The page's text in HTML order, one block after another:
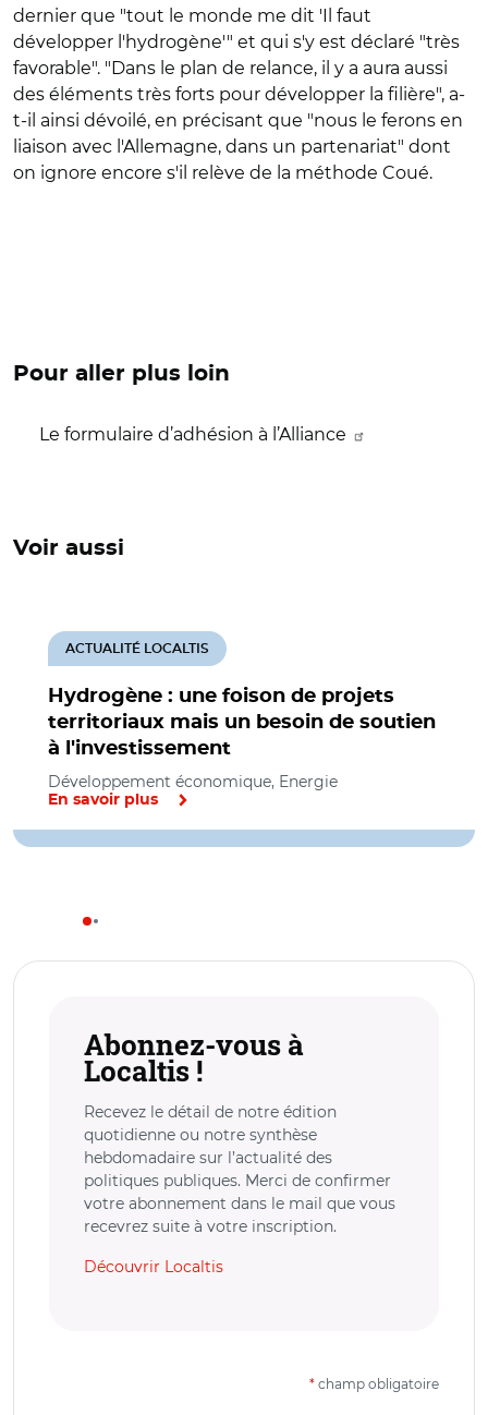
dernier que "tout le monde me dit 'Il faut
développer l'hydrogène'" et qui s'y est déclaré "très
favorable". "Dans le plan de relance, il y a aura aussi
des éléments très forts pour développer la filière", a-
t-il ainsi dévoilé, en précisant que "nous le ferons en
liaison avec l'Allemagne, dans un partenariat" dont
on ignore encore s'il relève de la méthode Coué.
Pour aller plus loin
Le formulaire d’adhésion à l’Alliance
Voir aussi
Hydrogène : une foison de projets
territoriaux mais un besoin de soutien
à l'investissement
ACTUALITÉ LOCALTIS
Développement économique, Energie
En savoir plus
Abonnez-vous à
Localtis !
Recevez le détail de notre édition
quotidienne ou notre synthèse
hebdomadaire sur l’actualité des
politiques publiques. Merci de confirmer
votre abonnement dans le mail que vous
recevrez suite à votre inscription.
Découvrir Localtis
* champ obligatoire